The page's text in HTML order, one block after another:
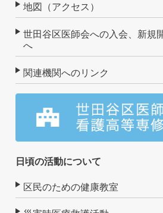
地図（アクセス）
世田谷区医師会への入会、新規
へ
関連機関へのリンク
日頃の活動について
区民のための健康教室